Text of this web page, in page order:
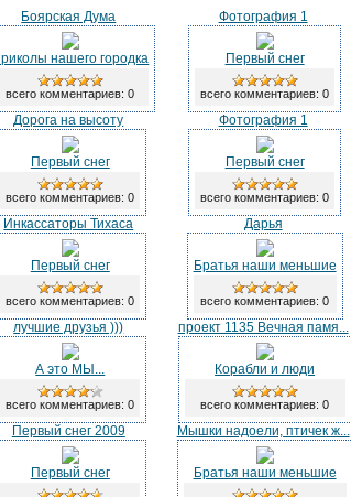
Боярская Дума
нашего городка
всего комментариев: 0
Фотография 1
Первый снег
всего комментариев: 0
Дорога на высоту
Первый снег
всего комментариев: 0
Фотография 1
Первый снег
всего комментариев: 0
Инкассаторы Тихаса
Первый снег
всего комментариев: 0
Дарья
Братья наши меньшие
всего комментариев: 0
лучшие друзья )))
А это МЫ...
всего комментариев: 0
проект 1135 Вечная памя...
Корабли и люди
всего комментариев: 0
Первый снег 2009
Первый снег
Мышки надоели, птичек ж...
Братья наши меньшие